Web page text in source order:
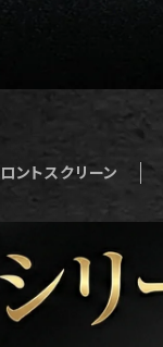
ントスクリーン